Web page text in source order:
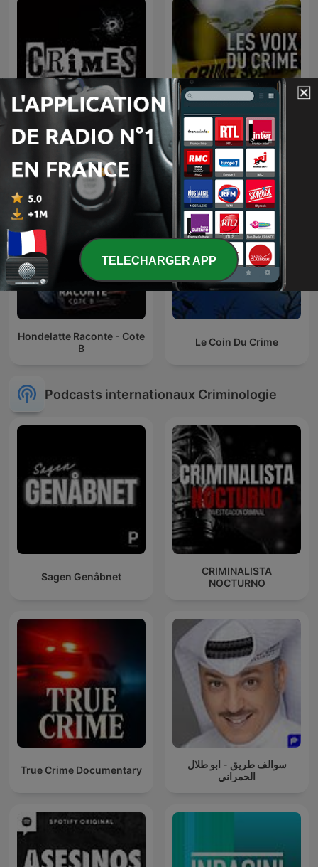
CRIMES • Histoires Vraies Les voix du crime
Hondelatte Raconte - Cote
B
Le Coin Du Crime
Podcasts internationaux Criminologie
Sagen Genåbnet
CRIMINALISTA
NOCTURNO
True Crime Documentary
سوالف طريق - ابو طلال
الحمراني
TELECHARGER APP